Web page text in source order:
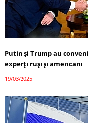
Putin și Trump au
experți ruși și americani
19/03/2025